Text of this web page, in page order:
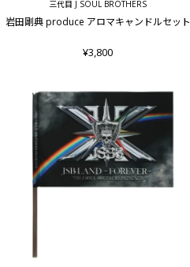
三代目 J SOUL BROTHERS
岩田剛典 produce アロマキャンドルセット
¥3,800